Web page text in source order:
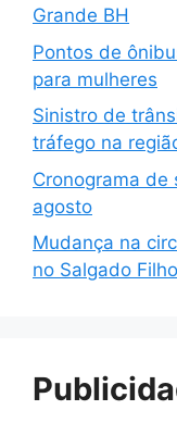
Grande BH
Pontos de
para mulheres
Sinistro de
tráfego na
Cronograma de
agosto
Mudança na
no Salgado